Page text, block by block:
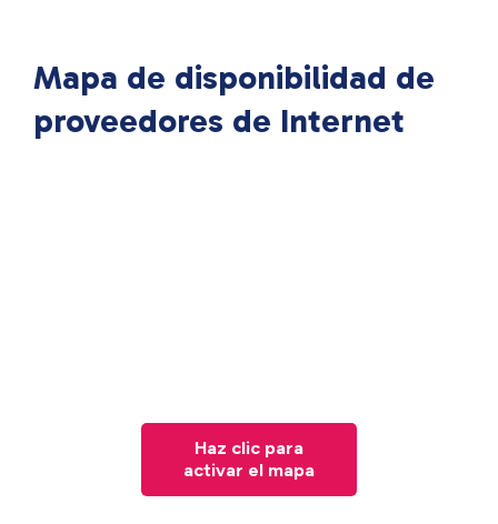
Mapa de disponibilidad de
proveedores de Internet
Haz clic para
activar el mapa